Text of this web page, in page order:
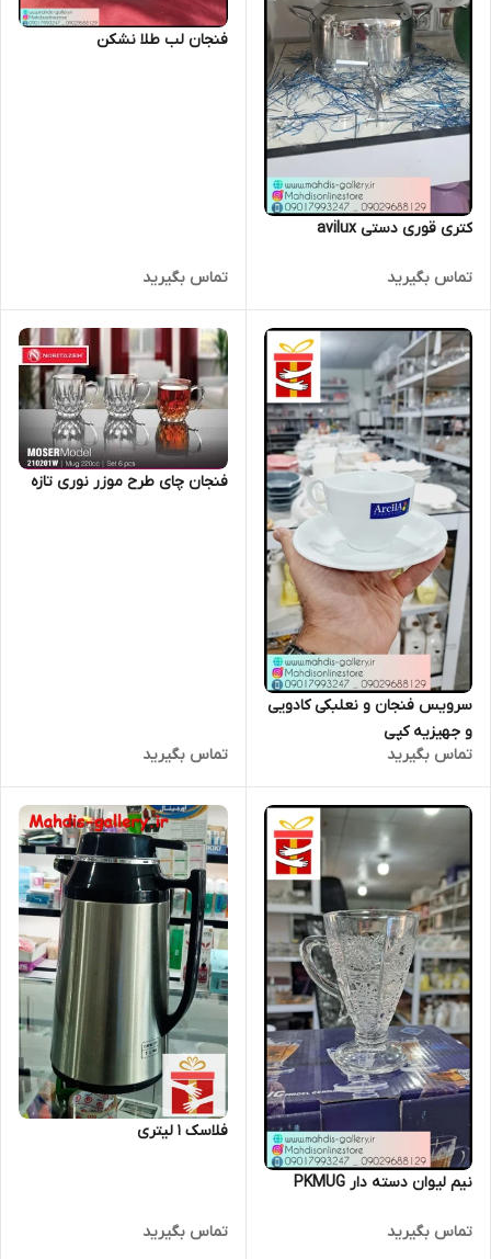
کتری قوری دستی avilux
تماس بگیرید
فنجان لب طلا نشکن
تماس بگیرید
سرویس فنجان و نعلبکی کادویی
و جهیزیه کپی
تماس بگیرید
فنجان چای طرح موزر نوری تازه
تماس بگیرید
نیم لیوان دسته دار PKMUG
تماس بگیرید
فلاسک 1 لیتری
تماس بگیرید